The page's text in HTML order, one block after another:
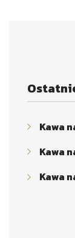
Kawa
Kawa
Kawa